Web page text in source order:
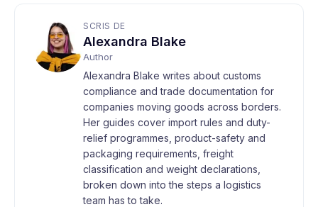
SCRIS DE
Alexandra Blake
Author
Alexandra Blake writes about customs
compliance and trade documentation for
companies moving goods across borders.
Her guides cover import rules and duty-
relief programmes, product-safety and
packaging requirements, freight
classification and weight declarations,
broken down into the steps a logistics
team has to take.